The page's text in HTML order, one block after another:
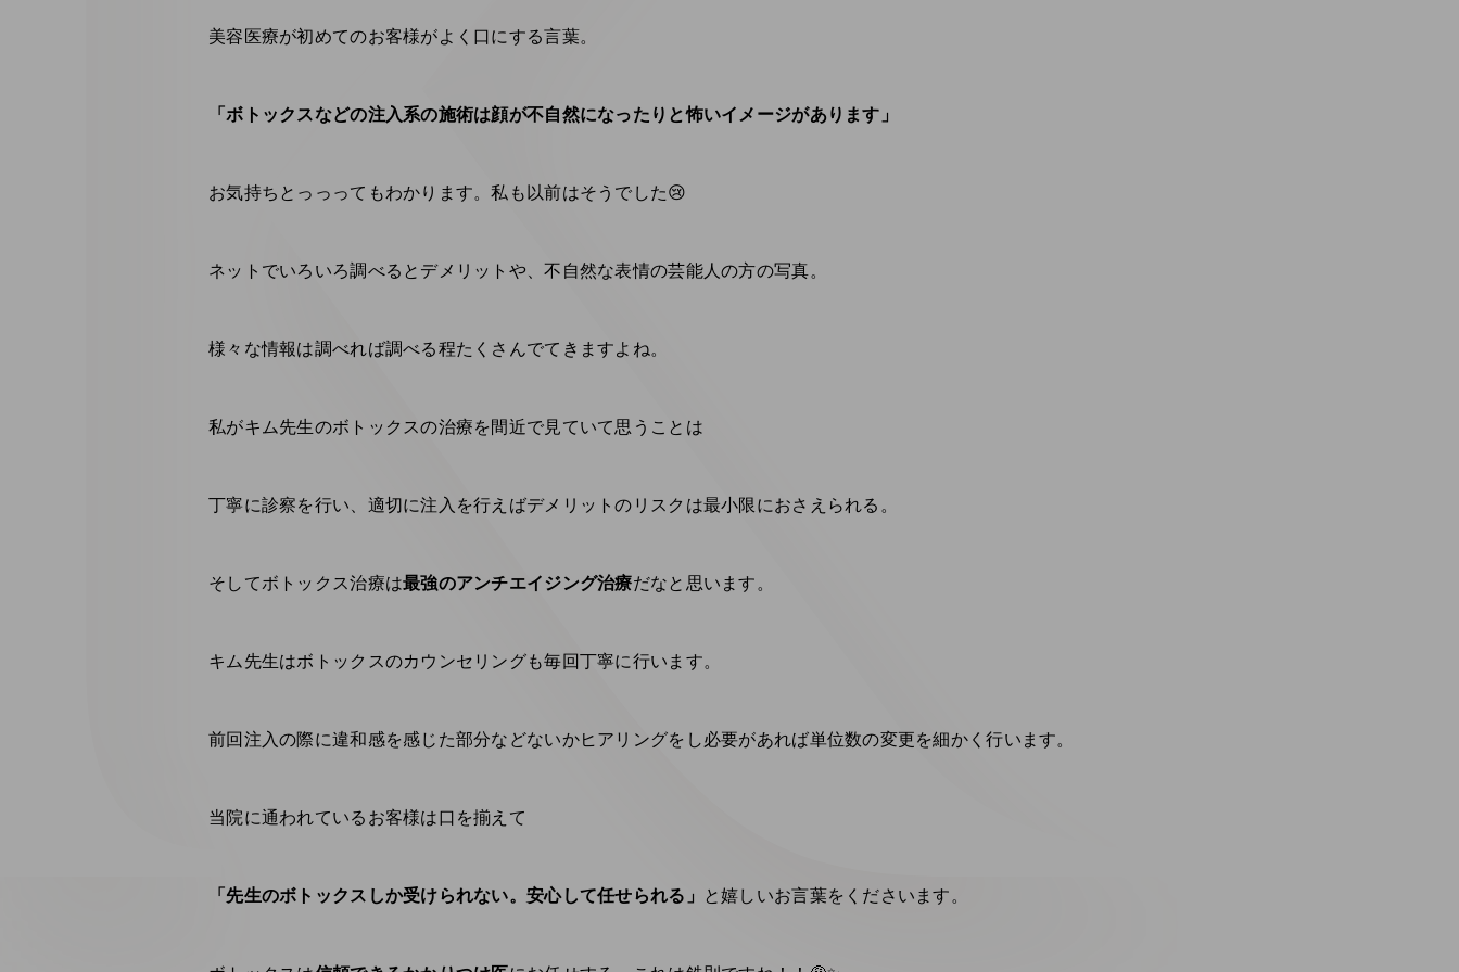
美容医療が初めてのお客様がよく口にする言葉。
「ボトックスなどの注入系の施術は顔が不自然になったりと怖いイメージがあります」
お気持ちとっっってもわかります。私も以前はそうでした😢
ネットでいろいろ調べるとデメリットや、不自然な表情の芸能人の方の写真。
様々な情報は調べれば調べる程たくさんでてきますよね。
私がキム先生のボトックスの治療を間近で見ていて思うことは
丁寧に診察を行い、適切に注入を行えばデメリットのリスクは最小限におさえられる。
そしてボトックス治療は最強のアンチエイジング治療だなと思います。
キム先生はボトックスのカウンセリングも毎回丁寧に行います。
前回注入の際に違和感を感じた部分などないかヒアリングをし必要があれば単位数の変更を細かく行います。
当院に通われているお客様は口を揃えて
「先生のボトックスしか受けられない。安心して任せられる」 と嬉しいお言葉をくださいます。